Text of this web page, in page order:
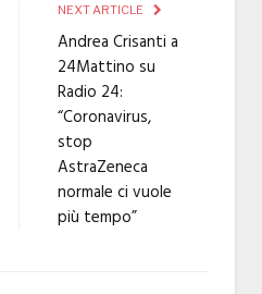
NEXT ARTICLE
Andrea Crisanti a
24Mattino su
Radio 24:
“Coronavirus,
stop
AstraZeneca
normale ci vuole
più tempo”